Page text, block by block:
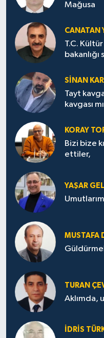
Mağusa
CANATAN
T.C.
bakanlığı
SİNAN
Tayt
kavgası
KORAY
Bizi bize
ettiler,
YAŞAR
MUSTAFA
TURAN
Aklımda,
İDRİS